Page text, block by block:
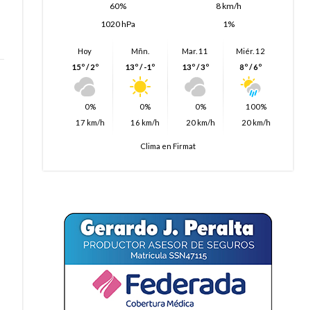
60%
8 km/h
1020 hPa
1%
Hoy
15º / 2º
0%
17 km/h
Mñn.
13º / -1º
0%
16 km/h
Mar. 11
13º / 3º
0%
20 km/h
Miér. 12
8º / 6º
100%
20 km/h
Clima en Firmat